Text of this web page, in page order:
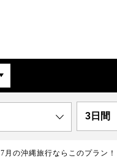
3日間
7月の沖縄旅行ならこのプラン！